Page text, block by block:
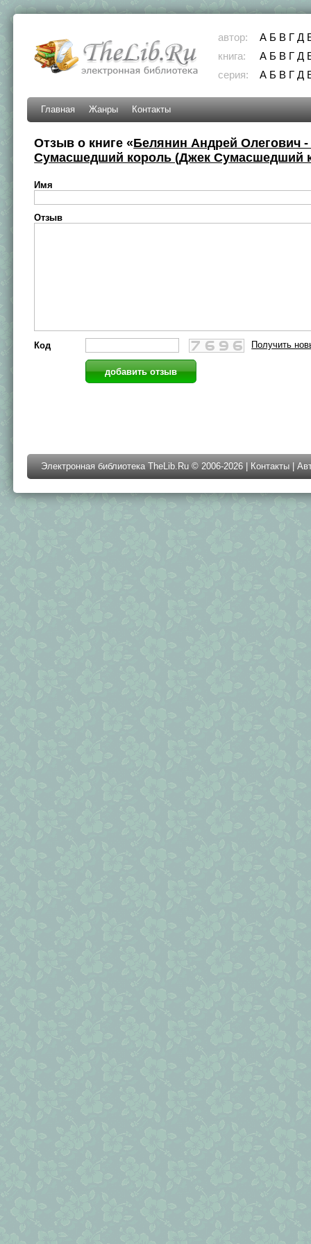
автор: А Б В Г Д
книга:
А Б В Г Д
серия:
А Б В Г Д
Главная Жанры Контакты
Отзыв о книге «Белянин Андрей Олегович
Сумасшедший король (Джек Сумасшедший
Имя
Отзыв
Код Получить
Электронная библиотека TheLib.Ru © 2006-2026 | Контакты |